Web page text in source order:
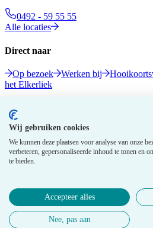
Wij gebruiken cookies
We kunnen deze plaatsen voor analyse van onze
verbeteren, gepersonaliseerde inhoud te tonen en
te bieden.
Accepteer alles
Nee, pas aan
0492 - 59 55 55
Alle locaties
Direct naar
Op bezoek Werken bij
het Elkerliek
Volg ons
© 2026 Elkerliek - Alle rechten